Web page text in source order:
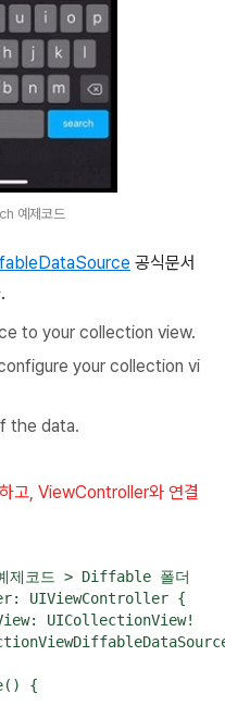
예제코드
공식문서
to your collection view.
your collection vi
the data.
고, ViewController와 연결
코드 > Diffable 폴더
UIViewController {
UICollectionView!
{